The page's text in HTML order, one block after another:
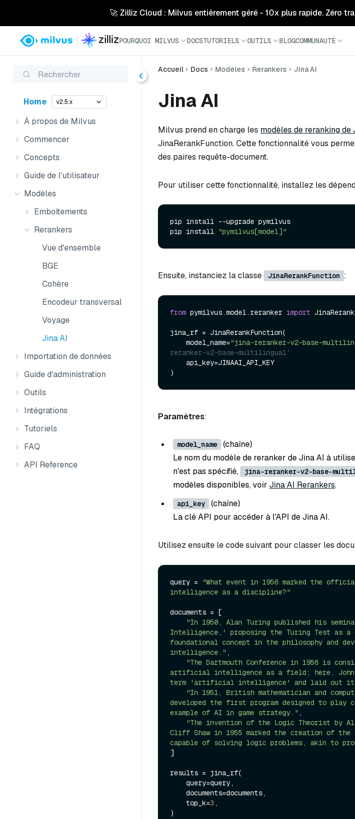
🚀 Zilliz Cloud : Milvus entièrement géré - 10x plus rapide. Zéro
POURQUOI MILVUS DOCSTUTORIELS OUTILS BLOGCOMMUNAUTÉ
Rechercher
Home v2.5.x
À propos de Milvus
Commencer
Concepts
Guide de l'utilisateur
Modèles
Emboîtements
Rerankers
Vue d'ensemble
BGE
Cohère
Encodeur transversal
Voyage
Jina AI
Importation de données
Guide d'administration
Outils
Intégrations
Tutoriels
FAQ
API Reference
Accueil Docs Modèles Rerankers Jina AI
Jina AI
Milvus prend en charge les modèles de reranking de
JinaRerankFunction. Cette fonctionnalité vous
des paires requête-document.
Pour utiliser cette fonctionnalité, installez les
pip install --upgrade pymilvus
pip install "pymilvus[model]"
Ensuite, instanciez la classe JinaRerankFunction :
from pymilvus.model.reranker import
jina_rf = JinaRerankFunction(
    model_name=
"jina-reranker-v2-base-
reranker-v2-base-multilingual`
Paramètres:
model_name (chaîne)
Le nom du modèle de reranker de Jina AI à
n'est pas spécifié,
jina-reranker-v2-base-
modèles disponibles, voir Jina AI Rerankers.
api_key (chaîne)
La clé API pour accéder à l'API de Jina AI.
Utilisez ensuite le code suivant pour classer les
query =
"What event in 1956 marked the
intelligence as a discipline?"
documents = [
"In 1950, Alan Turing published his
Intelligence,' proposing the Turing Test as
foundational concept in the philosophy and
intelligence." ,
"The Dartmouth Conference in 1956 is
artificial intelligence as a field; here, John
term 'artificial intelligence' and laid out
"In 1951, British mathematician and
developed the first program designed to play
example of AI in game strategy." ,
"The invention of the Logic Theorist by
Cliff Shaw in 1955 marked the creation of
capable of solving logic problems, akin to
]
results = jina_rf(
    top_k=
3 ,
)